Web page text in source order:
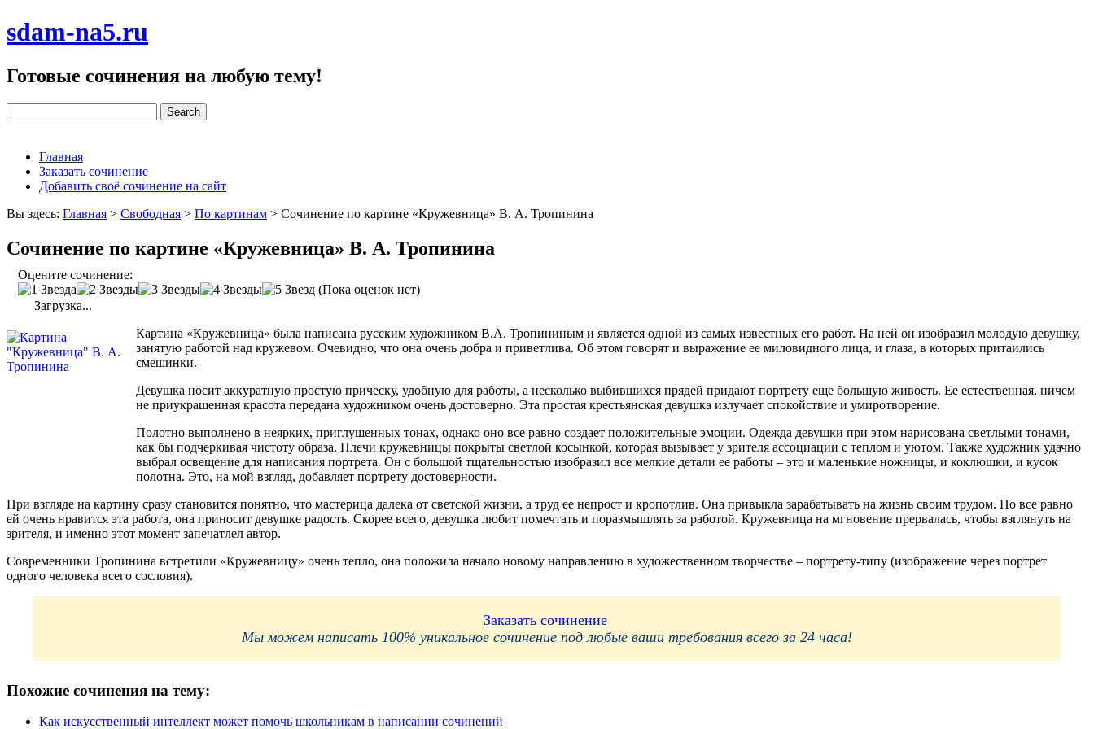
sdam-na5.ru
Готовые сочинения на любую тему!
Главная
Заказать сочинение
Добавить своё сочинение на сайт
Вы здесь: Главная > Свободная > По картинам > Сочинение по картине «Кружевница» В. А. Тропинина
Сочинение по картине «Кружевница» В. А. Тропинина
Оцените сочинение:
(Пока оценок нет)
Загрузка...
Картина «Кружевница» была написана русским художником В.А. Тропининым и является одной из самых известных его работ. На ней он изобразил молодую девушку,
занятую работой над кружевом. Очевидно, что она очень добра и приветлива. Об этом говорят и выражение ее миловидного лица, и глаза, в которых притаились
смешинки.
Девушка носит аккуратную простую прическу, удобную для работы, а несколько выбившихся прядей придают портрету еще большую живость. Ее естественная, ничем
не приукрашенная красота передана художником очень достоверно. Эта простая крестьянская девушка излучает спокойствие и умиротворение.
Полотно выполнено в неярких, приглушенных тонах, однако оно все равно создает положительные эмоции. Одежда девушки при этом нарисована светлыми тонами,
как бы подчеркивая чистоту образа. Плечи кружевницы покрыты светлой косынкой, которая вызывает у зрителя ассоциации с теплом и уютом. Также художник удачно
выбрал освещение для написания портрета. Он с большой тщательностью изобразил все мелкие детали ее работы – это и маленькие ножницы, и коклюшки, и кусок
полотна. Это, на мой взгляд, добавляет портрету достоверности.
При взгляде на картину сразу становится понятно, что мастерица далека от светской жизни, а труд ее непрост и кропотлив. Она привыкла зарабатывать на жизнь своим трудом. Но все равно
ей очень нравится эта работа, она приносит девушке радость. Скорее всего, девушка любит помечтать и поразмышлять за работой. Кружевница на мгновение прервалась, чтобы взглянуть на
зрителя, и именно этот момент запечатлел автор.
Современники Тропинина встретили «Кружевницу» очень тепло, она положила начало новому направлению в художественном творчестве – портрету-типу (изображение через портрет
одного человека всего сословия).
Заказать сочинение
Мы можем написать 100% уникальное сочинение под любые ваши требования всего за 24 часа!
Похожие сочинения на тему:
Как искусственный интеллект может помочь школьникам в написании сочинений